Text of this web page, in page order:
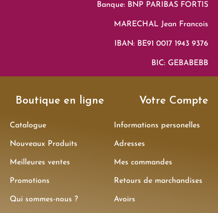
Banque: BNP PARIBAS FORTIS
MARECHAL Jean Francois
IBAN: BE91 0017 1943 9376
BIC: GEBABEBB
Boutique en ligne
Catalogue
Nouveaux Produits
Meilleures ventes
Promotions
Qui sommes-nous ?
Votre Compte
Informations personelles
Adresses
Mes commandes
Retours de marchandises
Avoirs